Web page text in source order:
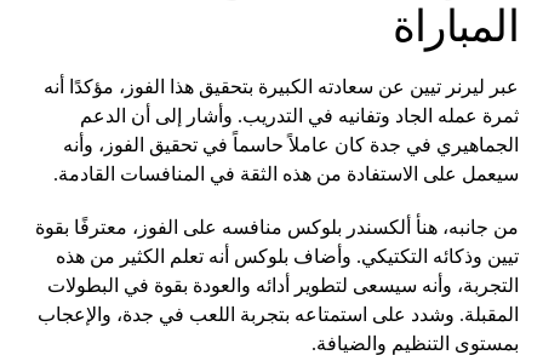
المباراة
عبر ليرنر تيين عن سعادته الكبيرة بتحقيق هذا الفوز، مؤكدًا أنه
ثمرة عمله الجاد وتفانيه في التدريب. وأشار إلى أن الدعم
الجماهيري في جدة كان عاملاً حاسماً في تحقيق الفوز، وأنه
سيعمل على الاستفادة من هذه الثقة في المنافسات القادمة.
من جانبه، هنأ ألكسندر بلوكس منافسه على الفوز، معترفًا بقوة
تيين وذكائه التكتيكي. وأضاف بلوكس أنه تعلم الكثير من هذه
التجربة، وأنه سيسعى لتطوير أدائه والعودة بقوة في البطولات
المقبلة. وشدد على استمتاعه بتجربة اللعب في جدة، والإعجاب
بمستوى التنظيم والضيافة.